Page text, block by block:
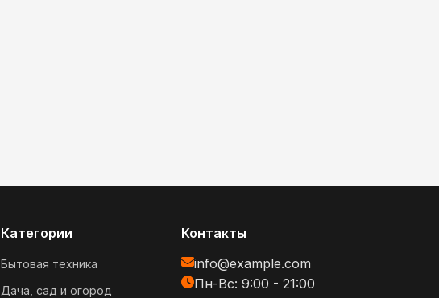
Категории
Бытовая техника
Дача, сад и огород
Контакты
info@example.com
Пн-Вс: 9:00 - 21:00